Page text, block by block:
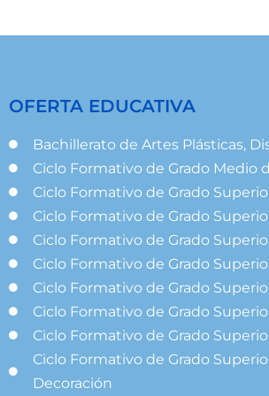
OFERTA EDUCATIVA
Bachillerato de Artes Plásticas,
Ciclo Formativo de Grado Medio
Ciclo Formativo de Grado
Ciclo Formativo de Grado
Ciclo Formativo de Grado
Ciclo Formativo de Grado
Ciclo Formativo de Grado
Ciclo Formativo de Grado
Ciclo Formativo de Grado
Ciclo Formativo de Grado
Decoración